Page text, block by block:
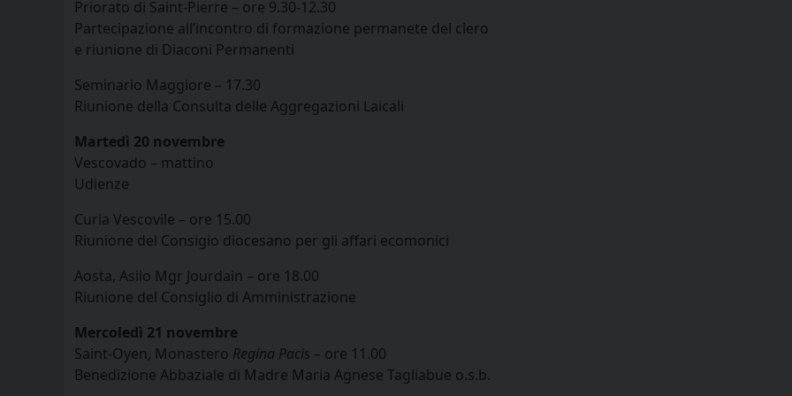
Priorato di Saint-Pierre – ore 9.30-12.30
Partecipazione all’incontro di formazione permanete del clero
e riunione di Diaconi Permanenti
Seminario Maggiore – 17.30
Riunione della Consulta delle Aggregazioni Laicali
Martedì 20 novembre
Vescovado – mattino
Udienze
Curia Vescovile – ore 15.00
Riunione del Consigio diocesano per gli affari ecomonici
Aosta, Asilo Mgr Jourdain – ore 18.00
Riunione del Consiglio di Amministrazione
Mercoledì 21 novembre
Saint-Oyen, Monastero Regina Pacis – ore 11.00
Benedizione Abbaziale di Madre Maria Agnese Tagliabue o.s.b.